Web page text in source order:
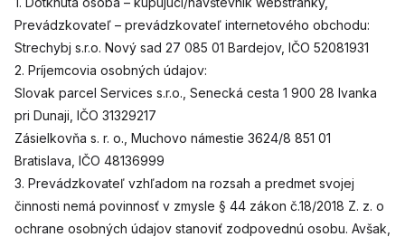
Prevádzkovateľ – prevádzkovateľ internetového obchodu:
Strechybj s.r.o. Nový sad 27 085 01 Bardejov, IČO 52081931
2. Príjemcovia osobných údajov:
Slovak parcel Services s.r.o., Senecká cesta 1 900 28 Ivanka
pri Dunaji, IČO 31329217
Zásielkovňa s. r. o., Muchovo námestie 3624/8 851 01
Bratislava, IČO 48136999
3. Prevádzkovateľ vzhľadom na rozsah a predmet svojej
činnosti nemá povinnosť v zmysle § 44 zákon č.18/2018 Z. z. o
ochrane osobných údajov stanoviť zodpovednú osobu. Avšak,